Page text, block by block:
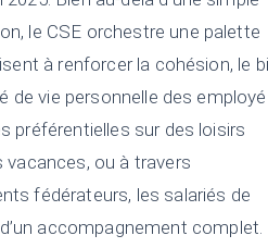
le CSE orchestre une palette
à renforcer la cohésion, le
de vie personnelle des
préférentielles sur des loisirs
ou à travers
fédérateurs, les salariés de
accompagnement complet.